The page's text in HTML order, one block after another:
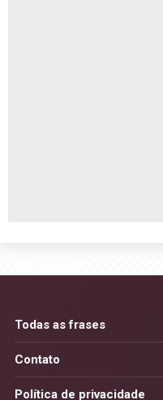
Todas as frases
Contato
Política de privacidade